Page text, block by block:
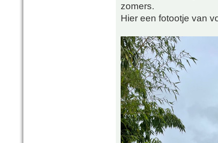
zomers.
Hier een fotootje van